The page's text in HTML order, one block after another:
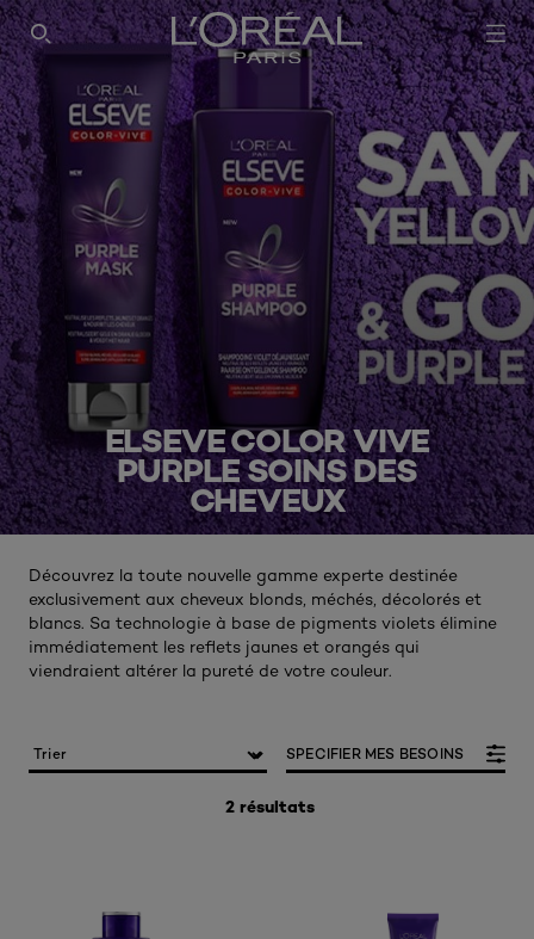
ELSEVE COLOR VIVE
PURPLE SOINS DES
CHEVEUX
Découvrez la toute nouvelle gamme experte destinée
exclusivement aux cheveux blonds, méchés, décolorés et
blancs. Sa technologie à base de pigments violets élimine
immédiatement les reflets jaunes et orangés qui
viendraient altérer la pureté de votre couleur.
2 résultats
SPECIFIER MES BESOINS